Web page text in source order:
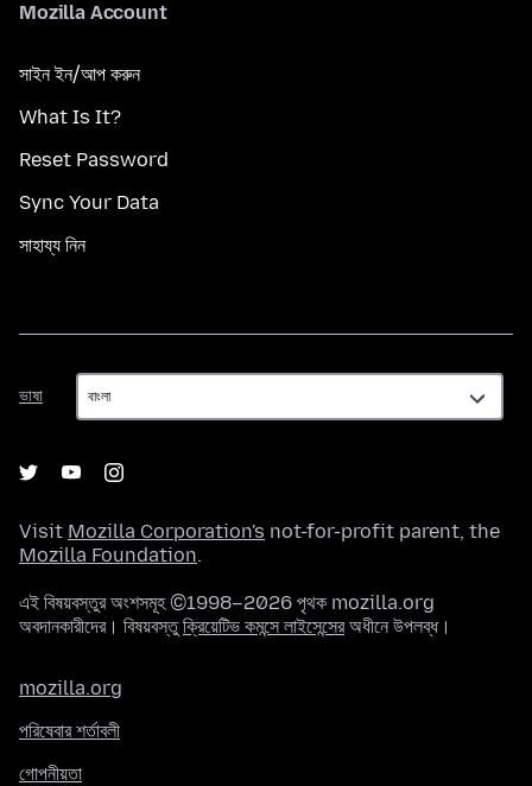
Mozilla Account
সাইন ইন/আপ করুন
What Is It?
Reset Password
Sync Your Data
সাহায্য নিন
ভাষা
ভাষা
Visit Mozilla Corporation's not-for-profit parent, the
Mozilla Foundation.
এই বিষয়বস্তুর অংশসমূহ ©1998–2026 পৃথক mozilla.org
অবদানকারীদের। বিষয়বস্তুক্রিয়েটিভ কমন্সে লাইসেন্সেরঅধীনে উপলব্ধ।
mozilla.org
পরিষেবার শর্তাবলী
গোপনীয়তা